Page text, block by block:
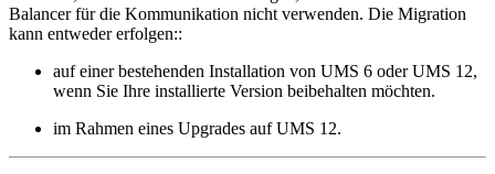
Balancer für die Kommunikation nicht verwenden. Die Migration
kann entweder erfolgen::
auf einer bestehenden Installation von UMS 6 oder UMS 12,
wenn Sie Ihre installierte Version beibehalten möchten.
im Rahmen eines Upgrades auf UMS 12.